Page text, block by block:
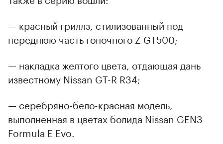
— красный гриллз, стилизованный под
переднюю часть гоночного Z GT500;
— накладка желтого цвета, отдающая дань
известному Nissan GT-R R34;
— серебряно-бело-красная модель,
выполненная в цветах болида Nissan GEN3
Formula E Evo.